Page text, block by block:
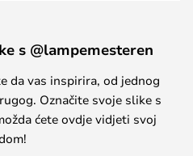
s @lampemesteren
da vas inspirira, od jednog
Označite svoje slike s
ćete ovdje vidjeti svoj